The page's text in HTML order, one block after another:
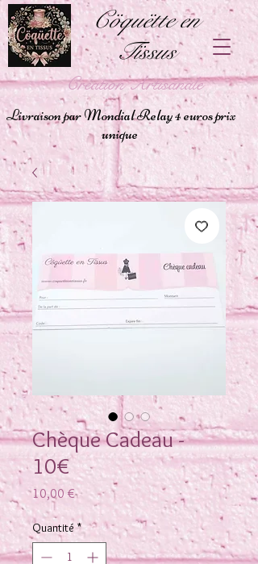
Cöquëtte en
Tïssus
Création Artisanale
Livraison par Mondial Relay 4 euros prix
unique
Chèque Cadeau -
10€
10,00 €Prix
Quantité *